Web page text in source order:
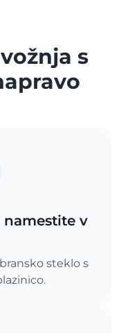
s
namestite v
steklo s